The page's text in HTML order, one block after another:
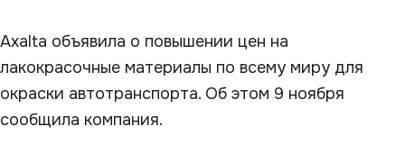
Axalta объявила о повышении цен на
лакокрасочные материалы по всему миру для
окраски автотранспорта. Об этом 9 ноября
сообщила компания.